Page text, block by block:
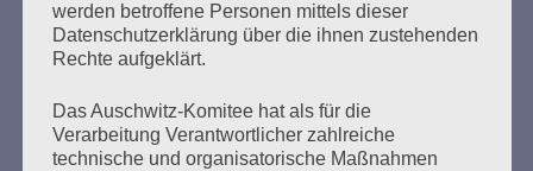
überleben und zu berichten, was den Millionen…
werden betroffene Personen mittels dieser
Datenschutzerklärung über die ihnen zustehenden
Rechte aufgeklärt.
Das Auschwitz-Komitee hat als für die
Verarbeitung Verantwortlicher zahlreiche
technische und organisatorische Maßnahmen